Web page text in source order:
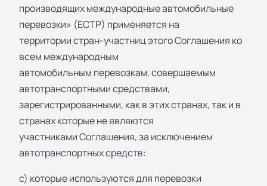
производящих международные автомобильные
перевозки» (ЕСТР) применяется на
территории стран-участниц этого Соглашения ко
всем международным
автомобильным перевозкам, совершаемым
автотранспортными средствами,
зарегистрированными, как в этих странах, так и в
странах которые не являются
участниками Соглашения, за исключением
автотранспортных средств:
с) которые используются для перевозки